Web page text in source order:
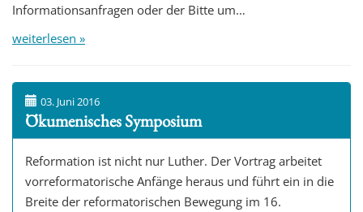
Informationsanfragen oder der Bitte um…
weiterlesen »
03. Juni 2016
Ökumenisches Symposium
Reformation ist nicht nur Luther. Der Vortrag arbeitet
vorreformatorische Anfänge heraus und führt ein in die
Breite der reformatorischen Bewegung im 16.